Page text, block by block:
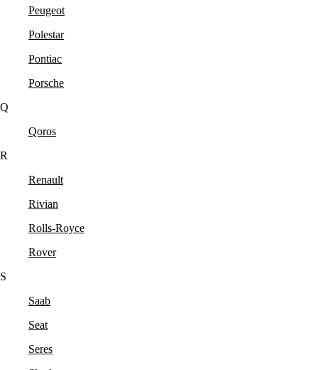
Peugeot
Polestar
Pontiac
Porsche
Q
Qoros
R
Renault
Rivian
Rolls-Royce
Rover
S
Saab
Seat
Seres